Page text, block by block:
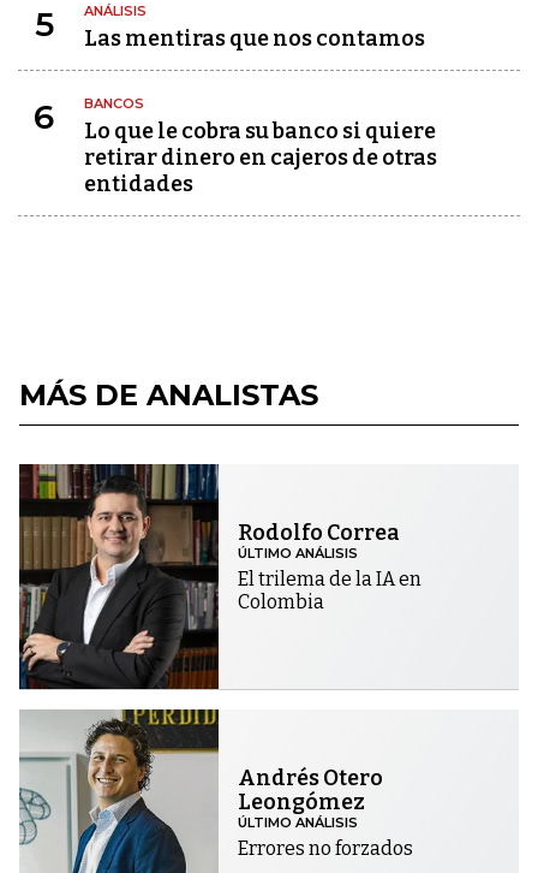
5 ANÁLISIS
Las mentiras que nos contamos
6 BANCOS
Lo que le cobra su banco si quiere
retirar dinero en cajeros de otras
entidades
MÁS DE ANALISTAS
Rodolfo Correa
ÚLTIMO ANÁLISIS
El trilema de la IA en
Colombia
Andrés Otero
Leongómez
ÚLTIMO ANÁLISIS
Errores no forzados